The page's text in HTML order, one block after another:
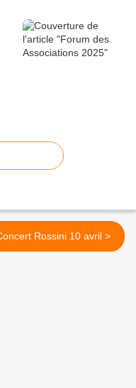
Concert Rossini 10 avril >